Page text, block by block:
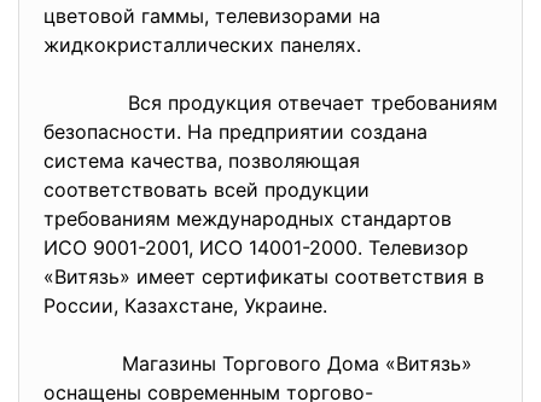
цветовой гаммы, телевизорами на
жидкокристаллических панелях.
Вся продукция отвечает требованиям
безопасности. На предприятии создана
система качества, позволяющая
соответствовать всей продукции
требованиям международных стандартов
ИСО 9001-2001, ИСО 14001-2000. Телевизор
«Витязь» имеет сертификаты соответствия в
России, Казахстане, Украине.
Магазины Торгового Дома «Витязь»
оснащены современным торгово-